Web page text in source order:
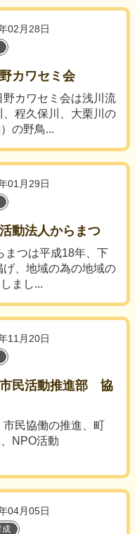
02月28日
カワセミ会
カワセミ会は浅川流
、程久保川、大栗川の
の野鳥...
01月29日
動法人からまつ
まつは平成18年、下
げ、地域の為の地域の
まし...
11月20日
民活動推進部 協
市民協働の推進、町
NPO活動
04月05日
成